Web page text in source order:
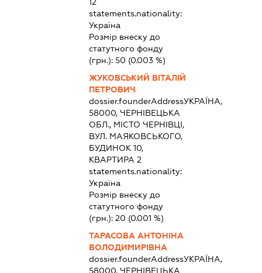
12
statements.nationality:
Україна
Розмір внеску до
статутного фонду
(грн.):50 (0.003 %)
ЖУКОВСЬКИЙ ВІТАЛІЙ
ПЕТРОВИЧ
dossier.founderAddressУКРАЇНА,
58000, ЧЕРНІВЕЦЬКА
ОБЛ., МІСТО ЧЕРНІВЦІ,
ВУЛ. МАЯКОВСЬКОГО,
БУДИНОК 10,
КВАРТИРА 2
statements.nationality:
Україна
Розмір внеску до
статутного фонду
(грн.):20 (0.001 %)
ТАРАСОВА АНТОНІНА
ВОЛОДИМИРІВНА
dossier.founderAddressУКРАЇНА,
58000, ЧЕРНІВЕЦЬКА